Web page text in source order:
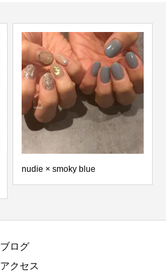
nudie × smoky blue
ブログ
アクセス